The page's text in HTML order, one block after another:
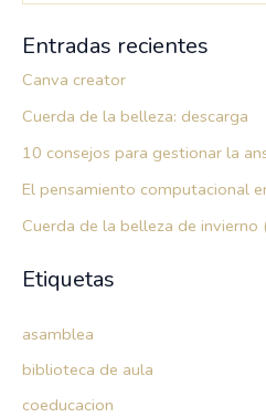
Entradas recientes
Canva creator
Cuerda de la belleza: descarga
10 consejos para gestionar la
El pensamiento computacional
Cuerda de la belleza de invierno
Etiquetas
asamblea
biblioteca de aula
coeducacion